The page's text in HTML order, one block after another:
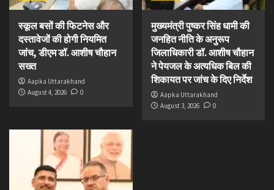
स्कूल बसों की फिटनेस और
दस्तावेजों की होगी नियमित
जांच, डीएम डॉ. आशीष चौहान
सख्त
Aapka Uttarakhand
August 4, 2026
0
मुख्यमंत्री पुष्कर सिंह धामी की
जनहित नीति के अनुरूप
जिलाधिकारी डॉ. आशीष चौहान
ने पेयजल के अत्यधिक बिल की
शिकायत पर जांच के दिए निर्देश
Aapka Uttarakhand
August 3, 2026
0